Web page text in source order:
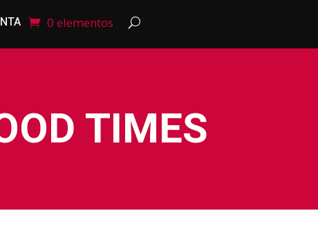
0 elementos
TIMES